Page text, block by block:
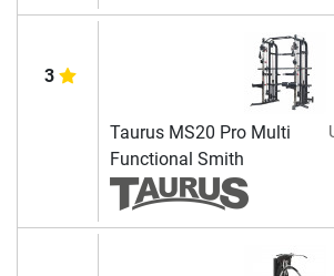
3
Taurus MS20 Pro Multi
Functional Smith